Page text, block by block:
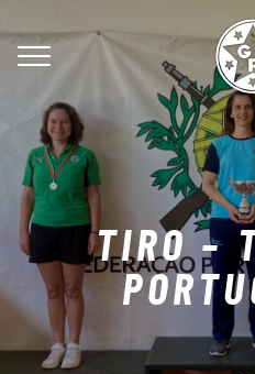
TIRO –